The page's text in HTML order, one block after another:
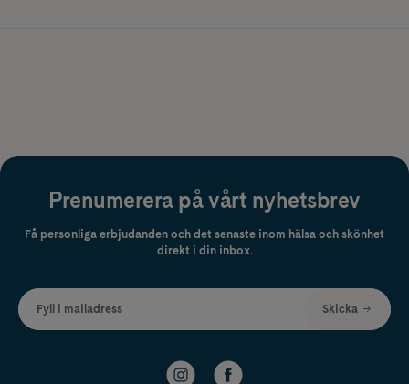
Prenumerera på vårt nyhetsbrev
Få personliga erbjudanden och det senaste inom hälsa och skönhet
direkt i din inbox.
Fyll i mailadress Skicka